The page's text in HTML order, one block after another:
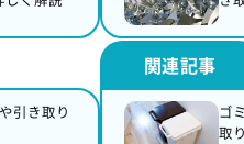
引き取り
ゴ
取